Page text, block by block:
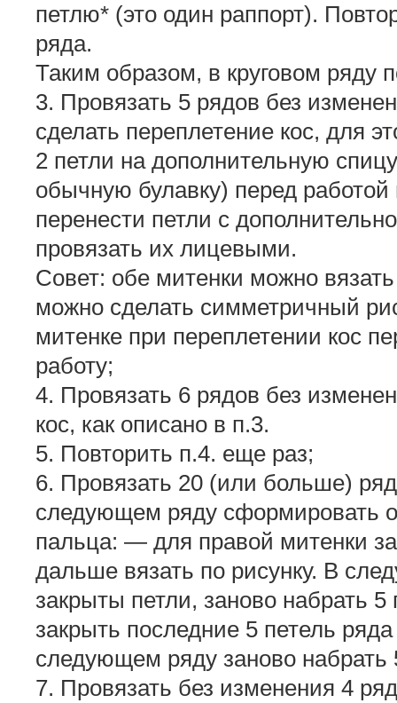
петлю* (это один раппорт).
ряда.
Таким образом, в круговом ряду
3. Провязать 5 рядов без
сделать переплетение кос, для
2 петли на дополнительную
обычную булавку) перед
перенести петли с
провязать их лицевыми.
Совет: обе митенки можно
можно сделать симметричный
митенке при переплетении кос
работу;
4. Провязать 6 рядов без
кос, как описано в п.3.
5. Повторить п.4. еще раз;
6. Провязать 20 (или больше)
следующем ряду сформировать
пальца: — для правой митенки
дальше вязать по рисунку. В
закрыты петли, заново набрать
закрыть последние 5 петель
следующем ряду заново набрать
7. Провязать без изменения 4